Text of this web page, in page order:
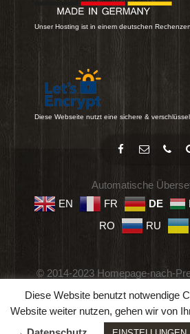
Unser Hosting ist in einem deutschen
Diese Webseite nutzt eine sichere &
Automatische
EN
FR DE
RO
RU
© 2014-2023 Homepage-nach-
Diese Website benutzt notwendige
Website weiter nutzen, gehen wir von